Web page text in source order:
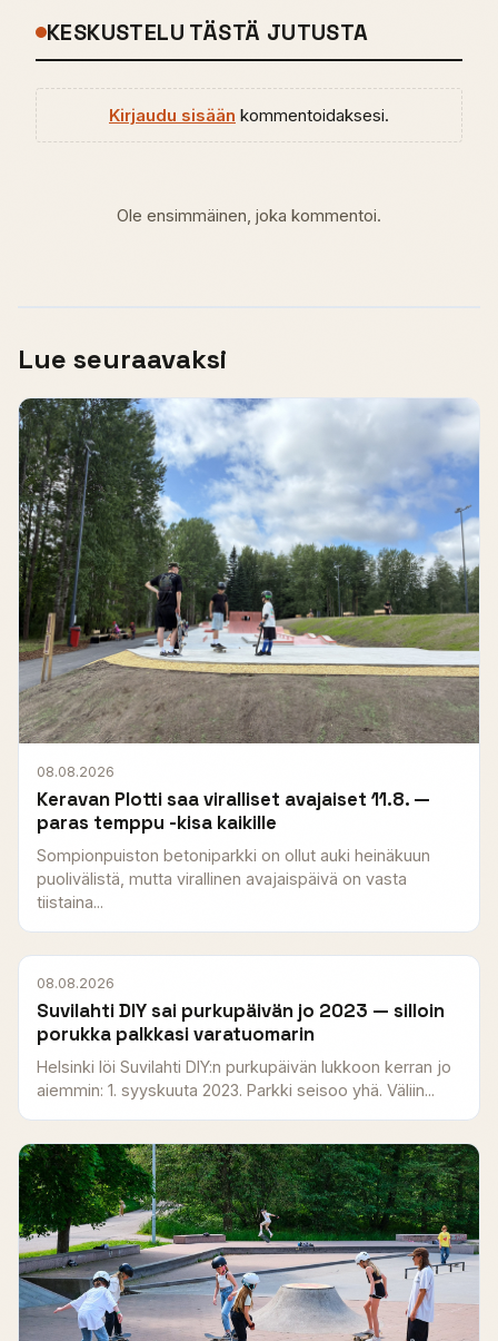
KESKUSTELU TÄSTÄ JUTUSTA
Kirjaudu sisään kommentoidaksesi.
Ole ensimmäinen, joka kommentoi.
Lue seuraavaksi
08.08.2026
Keravan Plotti saa viralliset avajaiset 11.8. —
paras temppu -kisa kaikille
Sompionpuiston betoniparkki on ollut auki heinäkuun
puolivälistä, mutta virallinen avajaispäivä on vasta
tiistaina...
08.08.2026
Suvilahti DIY sai purkupäivän jo 2023 — silloin
porukka palkkasi varatuomarin
Helsinki löi Suvilahti DIY:n purkupäivän lukkoon kerran jo
aiemmin: 1. syyskuuta 2023. Parkki seisoo yhä. Väliin...